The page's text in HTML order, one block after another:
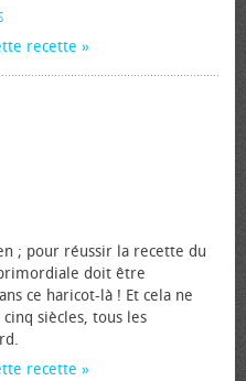
recette
; pour réussir la recette du
doit être
ce haricot-là ! Et cela ne
siècles, tous les
recette